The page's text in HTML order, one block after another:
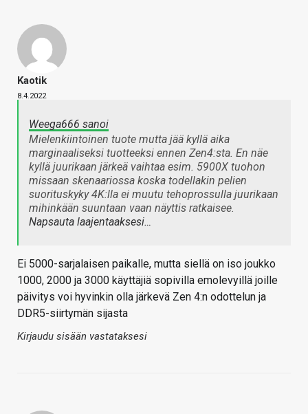
Kaotik
8.4.2022
Weega666 sanoi
Mielenkiintoinen tuote mutta jää kyllä aika
marginaaliseksi tuotteeksi ennen Zen4:sta. En näe
kyllä juurikaan järkeä vaihtaa esim. 5900X tuohon
missaan skenaariossa koska todellakin pelien
suorituskyky 4K:lla ei muutu tehoprossulla juurikaan
mihinkään suuntaan vaan näyttis ratkaisee.
Napsauta laajentaaksesi…
Ei 5000-sarjalaisen paikalle, mutta siellä on iso joukko
1000, 2000 ja 3000 käyttäjiä sopivilla emolevyillä joille
päivitys voi hyvinkin olla järkevä Zen 4:n odottelun ja
DDR5-siirtymän sijasta
Kirjaudu sisään vastataksesi